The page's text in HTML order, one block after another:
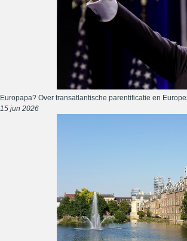
Europapa? Over transatlantische parentificatie en
15 jun 2026